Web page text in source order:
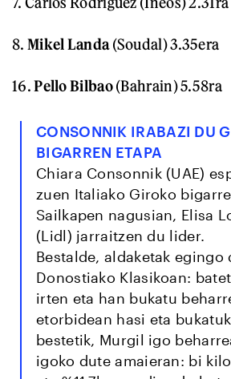
8. Mikel Landa(Soudal) 3.35era
16.Pello Bilbao(Bahrain) 5.58ra
CONSONNIK IRABAZI DU
BIGARREN ETAPA
Chiara Consonnik (UAE)
zuen Italiako Giroko
Sailkapen nagusian, Elisa
(Lidl) jarraitzen du lider.
Bestalde, aldaketak egingo
Donostiako Klasikoan:
irten eta han bukatu
etorbidean hasi eta
bestetik, Murgil igo
igoko dute amaieran: bi